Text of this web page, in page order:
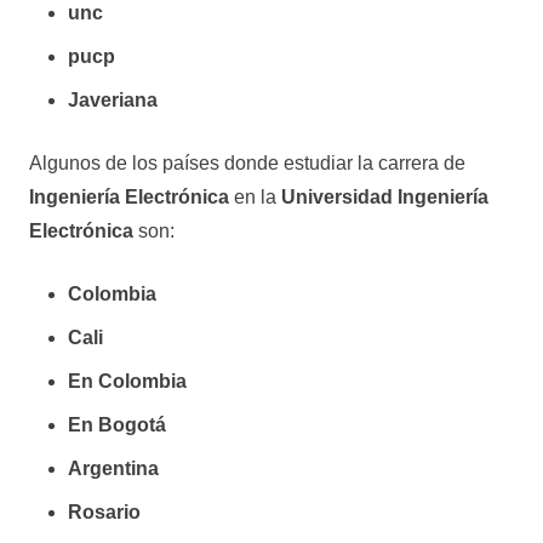
unc
pucp
Javeriana
Algunos de los países donde estudiar la carrera de
Ingeniería Electrónica en la Universidad Ingeniería
Electrónica son:
Colombia
Cali
En Colombia
En Bogotá
Argentina
Rosario